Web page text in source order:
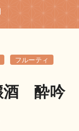
フルーティ
酒 酔吟